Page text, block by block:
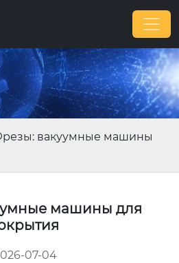
вакуумные машины
машины для
07-04